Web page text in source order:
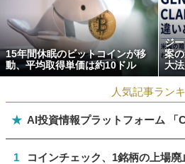
15年間休眠のビットコインが移
動、平均取得単価は約10ドル
ジ
案
大
人気記事ラン
★ AI投資情報プラットフォーム
1 コインチェック、1銘柄の上場廃